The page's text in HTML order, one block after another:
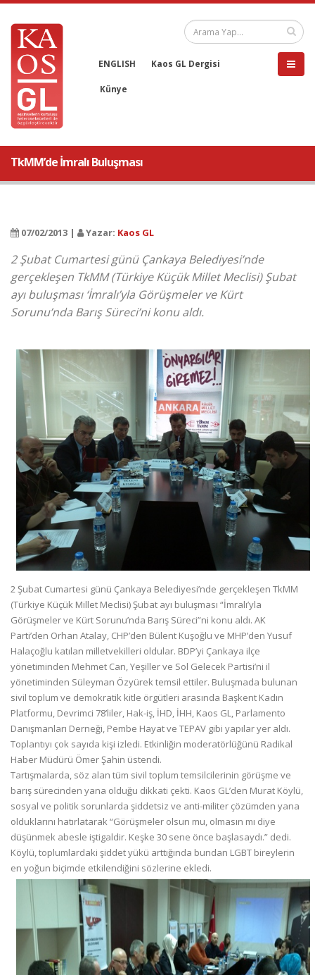
ENGLISH Kaos GL Dergisi
Künye
TkMM’de İmralı Buluşması
07/02/2013 | Yazar: Kaos GL
2 Şubat Cumartesi günü Çankaya Belediyesi’nde
gerçekleşen TkMM (Türkiye Küçük Millet Meclisi) Şubat
ayı buluşması ‘İmralı’yla Görüşmeler ve Kürt
Sorunu’nda Barış Süreci’ni konu aldı.
2 Şubat Cumartesi günü Çankaya Belediyesi’nde gerçekleşen TkMM
(Türkiye Küçük Millet Meclisi) Şubat ayı buluşması “İmralı’yla
Görüşmeler ve Kürt Sorunu’nda Barış Süreci”ni konu aldı. AK
Parti’den Orhan Atalay, CHP’den Bülent Kuşoğlu ve MHP’den Yusuf
Halaçoğlu katılan milletvekilleri oldular. BDP’yi Çankaya ilçe
yönetiminden Mehmet Can, Yeşiller ve Sol Gelecek Partisi’ni il
yönetiminden Süleyman Özyürek temsil ettiler. Buluşmada bulunan
sivil toplum ve demokratik kitle örgütleri arasında Başkent Kadın
Platformu, Devrimci 78’liler, Hak-iş, İHD, İHH, Kaos GL, Parlamento
Danışmanları Derneği, Pembe Hayat ve TEPAV gibi yapılar yer aldı.
Toplantıyı çok sayıda kişi izledi. Etkinliğin moderatörlüğünü Radikal
Haber Müdürü Ömer Şahin üstendi.
Tartışmalarda, söz alan tüm sivil toplum temsilcilerinin görüşme ve
barış sürecinden yana olduğu dikkati çekti. Kaos GL’den Murat Köylü,
sosyal ve politik sorunlarda şiddetsiz ve anti-militer çözümden yana
olduklarını hatırlatarak “Görüşmeler olsun mu, olmasın mı diye
düşünmek abesle iştigaldir. Keşke 30 sene önce başlasaydı.” dedi.
Köylü, toplumlardaki şiddet yükü arttığında bundan LGBT bireylerin
en yoğun biçimde etkilendiğini sözlerine ekledi.